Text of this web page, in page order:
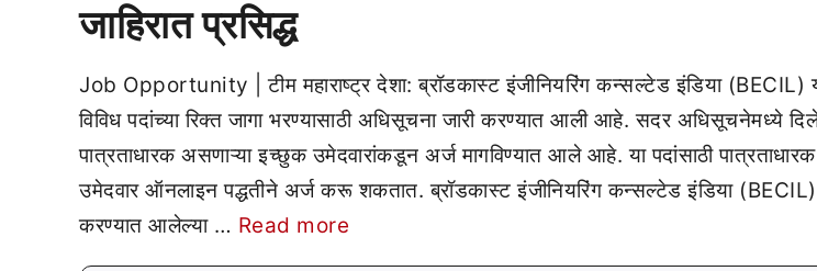
जाहिरात प्रसिद्ध
Job Opportunity | टीम महाराष्ट्र देशा: ब्रॉडकास्ट इंजीनियरिंग कन्सल्टेड इंडिया (BECIL)
विविध पदांच्या रिक्त जागा भरण्यासाठी अधिसूचना जारी करण्यात आली आहे. सदर अधिसूचनेमध्ये
पात्रताधारक असणाऱ्या इच्छुक उमेदवारांकडून अर्ज मागविण्यात आले आहे. या पदांसाठी
उमेदवार ऑनलाइन पद्धतीने अर्ज करू शकतात. ब्रॉडकास्ट इंजीनियरिंग कन्सल्टेड इंडिया (BECIL)
करण्यात आलेल्या … Read more